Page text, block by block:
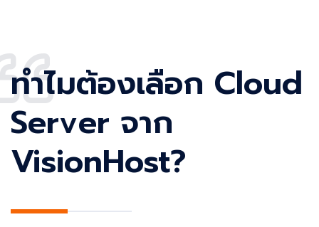
ทำไมต้องเลือก Cloud
Server จาก
VisionHost?